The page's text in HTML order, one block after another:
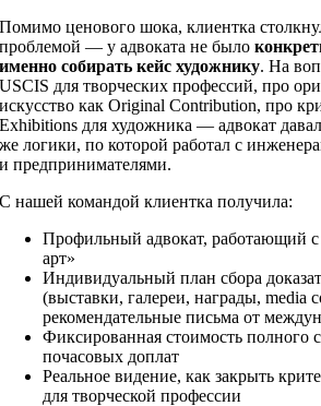
Помимо ценового шока, клиентка
проблемой — у адвоката не было
именно собирать кейс художнику. На
USCIS для творческих профессий, про
искусство как Original Contribution, про
Exhibitions для художника — адвокат
же логики, по которой работал с
и предпринимателями.
С нашей командой клиентка получила:
Профильный адвокат, работающий с
арт»
Индивидуальный план сбора
(выставки, галереи, награды, media
рекомендательные письма от
Фиксированная стоимость полного
почасовых доплат
Реальное видение, как закрыть
для творческой профессии